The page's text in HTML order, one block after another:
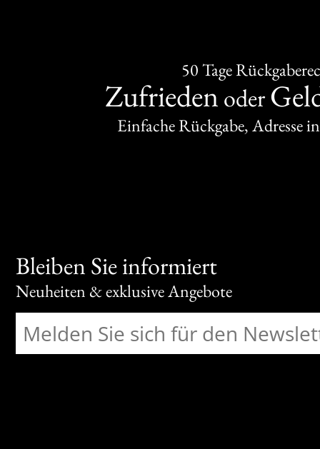
50 Tage
Zufrieden oder
Einfache Rückgabe, Adresse
Bleiben Sie informiert
Neuheiten & exklusive Angebote